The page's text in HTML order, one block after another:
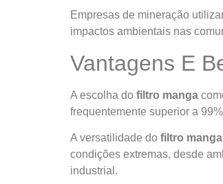
Empresas de mineração
impactos ambientais nas
Vantagens E
A escolha do filtro manga
frequentemente superior a
A versatilidade do filtro manga
condições extremas, desde
industrial.